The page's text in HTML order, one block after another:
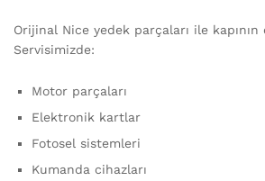
Orijinal Nice yedek parçaları ile kapının
Servisimizde:
Motor parçaları
Elektronik kartlar
Fotosel sistemleri
Kumanda cihazları